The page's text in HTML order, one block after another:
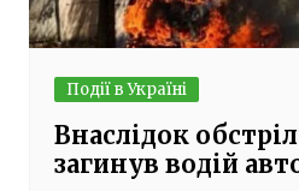
Події в Україні
Внаслідок
загинув водій